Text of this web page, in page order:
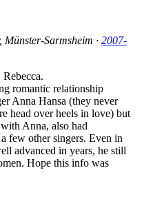
Sarmsheim · 2007-
romantic relationship
Anna Hansa (they never
head over heels in love) but
Anna, also had
few other singers. Even in
advanced in years, he still
Hope this info was